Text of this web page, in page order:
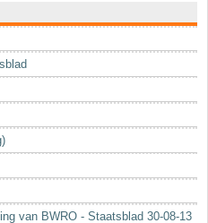
van BWRO - Staatsblad 30-08-13